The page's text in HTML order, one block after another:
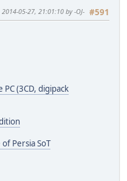
#591
2014-05-27, 21:01:10 by -OJ-
PC (3CD, digipack
of Persia SoT